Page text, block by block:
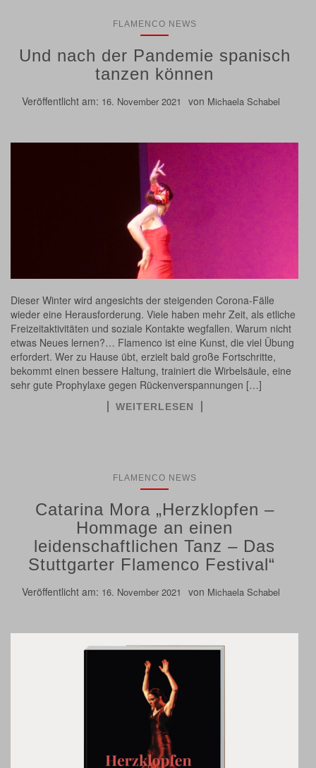
FLAMENCO NEWS
Und nach der Pandemie spanisch
tanzen können
Veröffentlicht am: 16. November 2021 von Michaela Schabel
Dieser Winter wird angesichts der steigenden Corona-Fälle
wieder eine Herausforderung. Viele haben mehr Zeit, als etliche
Freizeitaktivitäten und soziale Kontakte wegfallen. Warum nicht
etwas Neues lernen?… Flamenco ist eine Kunst, die viel Übung
erfordert. Wer zu Hause übt, erzielt bald große Fortschritte,
bekommt einen bessere Haltung, trainiert die Wirbelsäule, eine
sehr gute Prophylaxe gegen Rückenverspannungen […]
WEITERLESEN
FLAMENCO NEWS
Catarina Mora „Herzklopfen –
Hommage an einen
leidenschaftlichen Tanz – Das
Stuttgarter Flamenco Festival“
Veröffentlicht am: 16. November 2021 von Michaela Schabel